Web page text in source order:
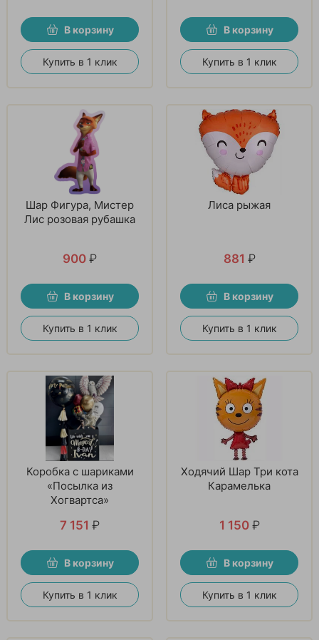
В корзину
Купить в 1 клик
В корзину
Купить в 1 клик
Шар Фигура, Мистер
Лис розовая рубашка
900 ₽
В корзину
Купить в 1 клик
Лиса рыжая
881 ₽
В корзину
Купить в 1 клик
Коробка с шариками
«Посылка из
Хогвартса»
7 151 ₽
В корзину
Купить в 1 клик
Ходячий Шар Три кота
Карамелька
1 150 ₽
В корзину
Купить в 1 клик